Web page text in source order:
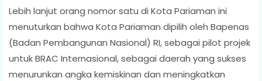
Lebih lanjut orang nomor satu di Kota Pariaman ini
menuturkan bahwa Kota Pariaman dipilih oleh Bapenas
(Badan Pembangunan Nasional) RI, sebagai pilot projek
untuk BRAC Internasional, sebagai daerah yang sukses
menurunkan angka kemiskinan dan meningkatkan